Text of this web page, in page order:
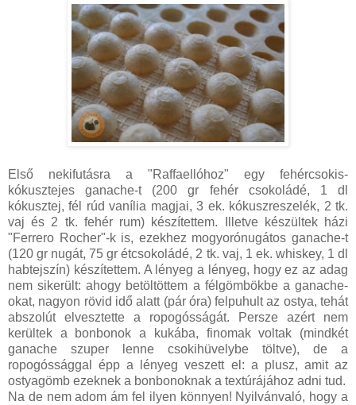
Első nekifutásra a "Raffaellóhoz" egy fehércsokis-
kókusztejes ganache-t (200 gr fehér csokoládé, 1 dl
kókusztej, fél rúd vanília magjai, 3 ek. kókuszreszelék, 2 tk.
vaj és 2 tk. fehér rum) készítettem. Illetve készültek házi
"Ferrero Rocher"-k is, ezekhez mogyorónugátos ganache-t
(120 gr nugát, 75 gr étcsokoládé, 2 tk. vaj, 1 ek. whiskey, 1 dl
habtejszín) készítettem. A lényeg a lényeg, hogy ez az adag
nem sikerült: ahogy betöltöttem a félgömbökbe a ganache-
okat, nagyon rövid idő alatt (pár óra) felpuhult az ostya, tehát
abszolút elvesztette a ropogósságát. Persze azért nem
kerültek a bonbonok a kukába, finomak voltak (mindkét
ganache szuper lenne csokihüvelybe töltve), de a
ropogóssággal épp a lényeg veszett el: a plusz, amit az
ostyagömb ezeknek a bonbonoknak a textúrájához adni tud.
Na de nem adom ám fel ilyen könnyen! Nyilvánvaló, hogy a